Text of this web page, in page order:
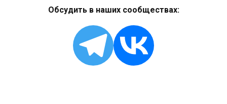
Обсудить в наших сообществах: